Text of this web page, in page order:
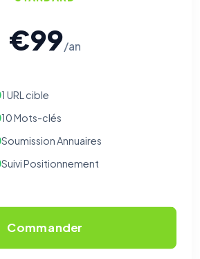
€99/an
1 URL cible
10 Mots-clés
Soumission Annuaires
Suivi Positionnement
Commander